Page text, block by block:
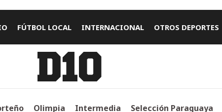
FÚTBOL LOCAL INTERNACIONAL OTROS DEPORTES
Olimpia Intermedia Selección Paraguaya